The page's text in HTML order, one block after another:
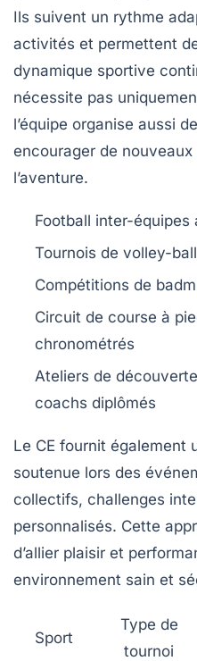
Ils suivent un rythme
activités et permettent
dynamique sportive
nécessite pas
l’équipe organise aussi
encourager de
l’aventure.
Football inter-
Tournois de volley-
Compétitions de
Circuit de course à
chronométrés
Ateliers de
coachs diplômés
Le CE fournit également
soutenue lors des
collectifs, challenges
personnalisés. Cette
d’allier plaisir et
environnement sain et
Sport
Type de
tournoi